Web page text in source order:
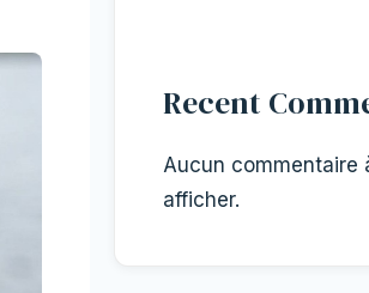
Recent
Aucun commentaire
afficher.